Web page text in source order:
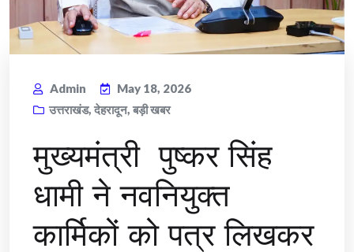
Admin
May 18, 2026
उत्तराखंड, देहरादून, बड़ी खबर
मुख्यमंत्री पुष्कर सिंह
धामी ने नवनियुक्त
कार्मिकों को पत्र लिखकर